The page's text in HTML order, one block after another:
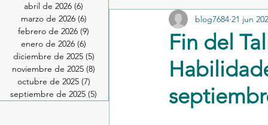
abril de 2026 (6)
marzo de 2026 (6)
febrero de 2026 (9)
enero de 2026 (6)
diciembre de 2025 (5)
noviembre de 2025 (8)
octubre de 2025 (7)
septiembre de 2025 (5)
Salud Mental Perinatal
Formación profesionales
Fin del
blog7684 21 jun